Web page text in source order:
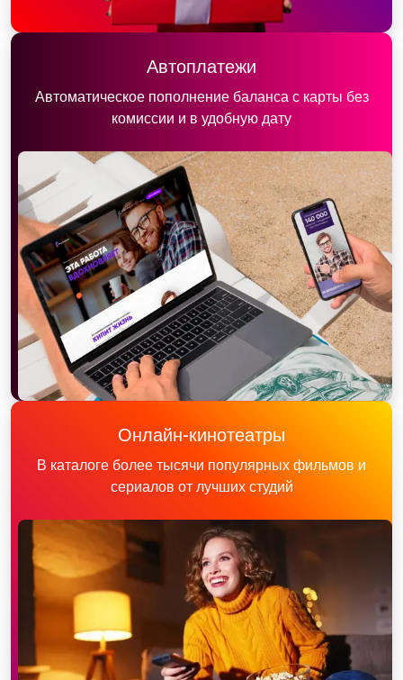
Автоплатежи
Автоматическое пополнение баланса с карты без
комиссии и в удобную дату
Онлайн-кинотеатры
В каталоге более тысячи популярных фильмов и
сериалов от лучших студий